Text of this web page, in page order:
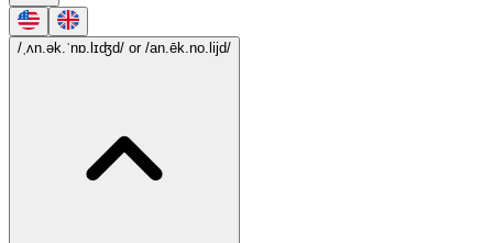
/ˌʌn.ək.ˈnɒ.lɪʤd/ or /an.ēk.no.lijd/